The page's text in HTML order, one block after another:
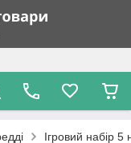
Ігровий набір